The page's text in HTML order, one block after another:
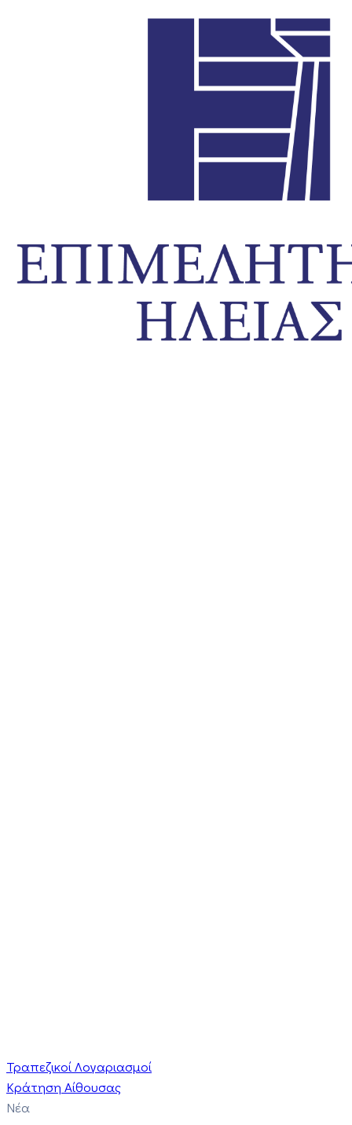
Τραπεζικοί Λογαριασμοί
Κράτηση Αίθουσας
Νέα